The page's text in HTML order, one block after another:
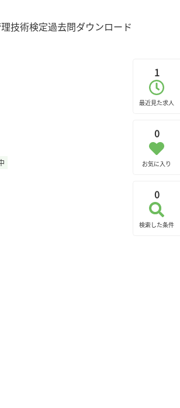
1
最近見た求人
0
お気に入り
0
検索した条件
技術検定過去問ダウンロード